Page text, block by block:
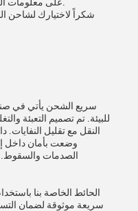
شكراً لاختيارك لشاحن
للبيئة. تم تصميم التعبئة
النقل مع تقليل
وضعت بأمان داخل
الصدمات والسقوط.
سريعة موثوقة لضمان